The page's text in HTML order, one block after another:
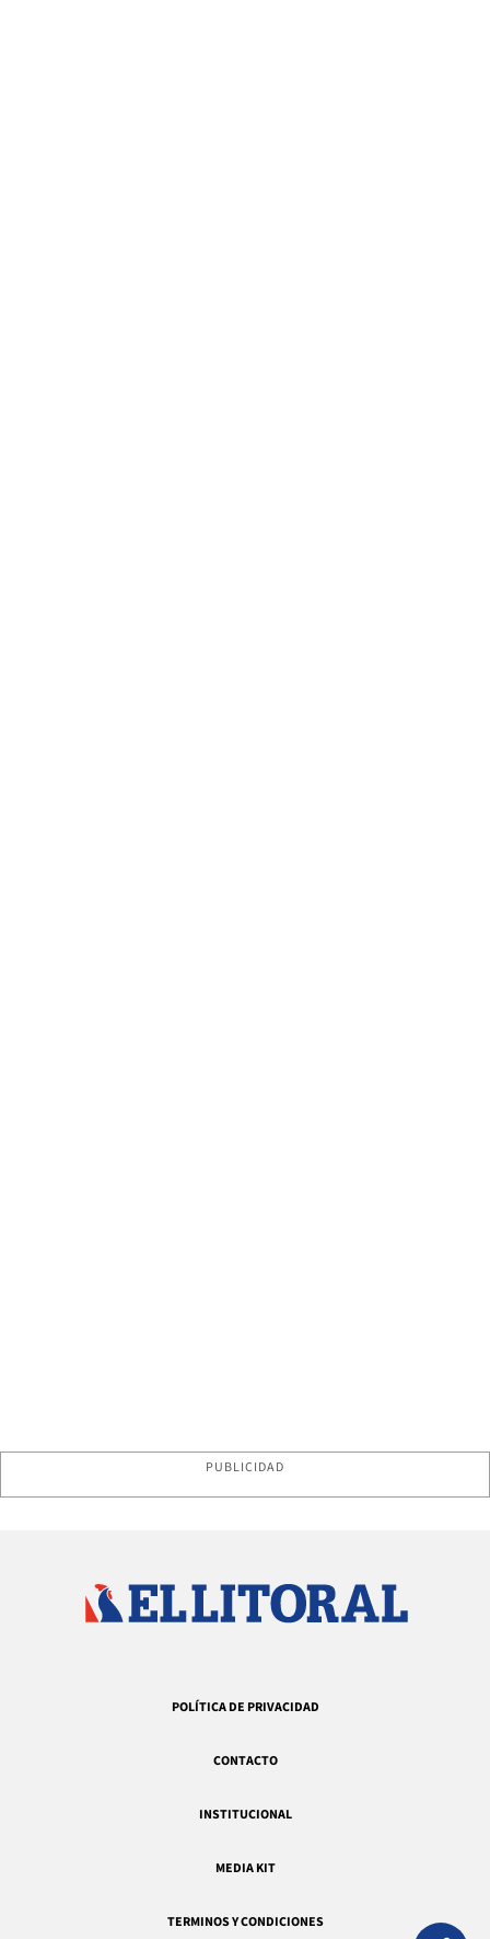
PUBLICIDAD
POLÍTICA DE PRIVACIDAD
CONTACTO
INSTITUCIONAL
MEDIA KIT
TERMINOS Y CONDICIONES